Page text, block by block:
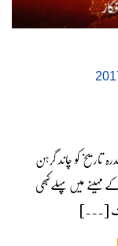
تاریخ کو چاند گرہن
میں پہلےکبھی
[...]